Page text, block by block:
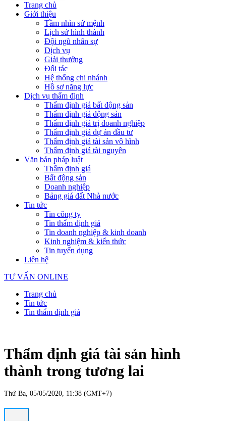
Trang chủ
Giới thiệu
Tầm nhìn sứ mệnh
Lịch sử hình thành
Đội ngũ nhân sự
Dịch vụ
Giải thưởng
Đối tác
Hệ thống chi nhánh
Hồ sơ năng lực
Dịch vụ thẩm định
Thẩm định giá bất động sản
Thẩm định giá động sản
Thẩm định giá trị doanh nghiệp
Thẩm định giá dự án đầu tư
Thẩm định giá tài sản vô hình
Thẩm định giá tài nguyên
Văn bản pháp luật
Thẩm định giá
Bất động sản
Doanh nghiệp
Bảng giá đất Nhà nước
Tin tức
Tin công ty
Tin thẩm định giá
Tin doanh nghiệp & kinh doanh
Kinh nghiệm & kiến thức
Tin tuyển dụng
Liên hệ
TƯ VẤN ONLINE
Trang chủ
Tin tức
Tin thẩm định giá
Thẩm định giá tài sản hình
thành trong tương lai
Thứ Ba, 05/05/2020, 11:38 (GMT+7)